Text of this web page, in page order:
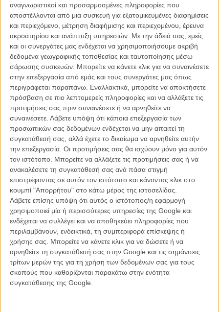
αναγνωριστικοί και προσαρμοσμένες πληροφορίες που
αποστέλλονται από μια συσκευή για εξατομικευμένες διαφημίσεις
και περιεχόμενο, μέτρηση διαφήμισης και περιεχομένου, έρευνα
ακροατηρίου και ανάπτυξη υπηρεσιών. Με την άδειά σας, εμείς
και οι συνεργάτες μας ενδέχεται να χρησιμοποιήσουμε ακριβή
δεδομένα γεωγραφικής τοποθεσίας και ταυτοποίησης μέσω
σάρωσης συσκευών. Μπορείτε να κάνετε κλικ για να συναινέσετε
στην επεξεργασία από εμάς και τους συνεργάτες μας όπως
περιγράφεται παραπάνω. Εναλλακτικά, μπορείτε να αποκτήσετε
πρόσβαση σε πιο λεπτομερείς πληροφορίες και να αλλάξετε τις
προτιμήσεις σας πριν συναινέσετε ή να αρνηθείτε να
συναινέσετε. Λάβετε υπόψη ότι κάποια επεξεργασία των
προσωπικών σας δεδομένων ενδέχεται να μην απαιτεί τη
συγκατάθεσή σας, αλλά έχετε το δικαίωμα να αρνηθείτε αυτήν
την επεξεργασία. Οι προτιμήσεις σας θα ισχύουν μόνο για αυτόν
τον ιστότοπο. Μπορείτε να αλλάξετε τις προτιμήσεις σας ή να
ανακαλέσετε τη συγκατάθεσή σας ανά πάσα στιγμή
επιστρέφοντας σε αυτόν τον ιστότοπο και κάνοντας κλικ στο
κουμπί "Απορρήτου" στο κάτω μέρος της ιστοσελίδας.
Λάβετε επίσης υπόψη ότι αυτός ο ιστότοπος/η εφαρμογή
χρησιμοποιεί μία ή περισσότερες υπηρεσίες της Google και
ενδέχεται να συλλέγει και να αποθηκεύει πληροφορίες που
περιλαμβάνουν, ενδεικτικά, τη συμπεριφορά επίσκεψης ή
χρήσης σας. Μπορείτε να κάνετε κλικ για να δώσετε ή να
αρνηθείτε τη συγκατάθεσή σας στην Google και τις σημάνσεις
τρίτων μερών της για τη χρήση των δεδομένων σας για τους
σκοπούς που καθορίζονται παρακάτω στην ενότητα
συγκατάθεσης της Google.
ΑΡΘΡΑ
«Πως λες όχι στο θεό;» Το «Spotlight» φέρνει στο φως μια
αληθινή ιστορία για το πιο βρώμικο μυστικό της
καθολικής εκκλησίας
/ 30 ΙΟΥΛ 2015 Γιώργος Κρασσακόπουλος
Ο Μάικλ Κίτον με ένα Big Mac στα Οσκαρ. Τρέιλερ για
το ήδη αμφιλεγόμενο «The Founder»
ΝΕΑ /21 ΑΠΡ 2016/ Μανώλης Κρανάκης
Βιμ Βέντερς
Συνέντευξη
Η επιτυχία είναι υπερτιμημένη. Δεν σε κάνει
καλύτερο, δεν σε πάει πουθενά η επιτυχία. Είναι
απλώς ένα ωραίο, ανεβαστικό, επιφανειακό
συναίσθημα.»